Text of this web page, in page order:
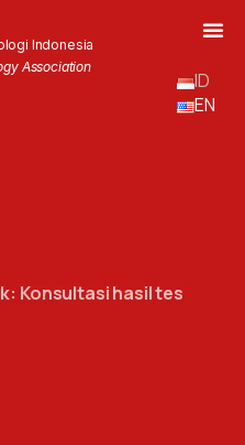
Indonesia
Association
ID
EN
Konsultasi hasil tes